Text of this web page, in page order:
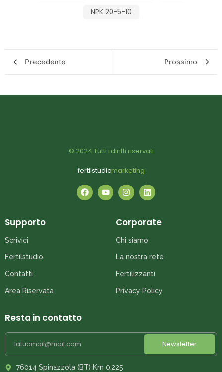
NPK 20-5-10
Precedente Prossimo
© 2024 Tutti i diritti riservati
fertilstudiomarketing
Supporto
Scrivici
Fertilstudio
Contatti
Area Riservata
Corporate
Chi siamo
La nostra rete
Fertilizzanti
Privacy Policy
Resta in contatto
Newsletter
76014 Spinazzola (BT) Km 0.225